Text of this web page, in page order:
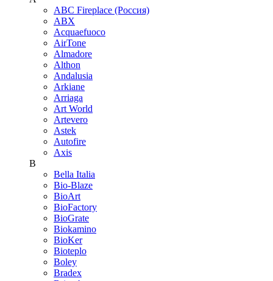
ABC Fireplace (Россия)
ABX
Acquaefuoco
AirTone
Almadore
Althon
Andalusia
Arkiane
Arriaga
Art World
Artevero
Astek
Autofire
Axis
B
Bella Italia
Bio-Blaze
BioArt
BioFactory
BioGrate
Biokamino
BioKer
Bioteplo
Boley
Bradex